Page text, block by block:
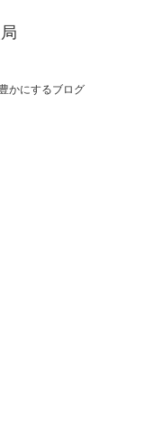
かにするブログ